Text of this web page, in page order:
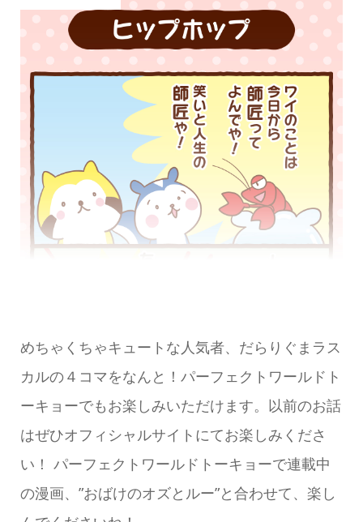
めちゃくちゃキュートな人気者、だらりぐまラス
カルの４コマをなんと！パーフェクトワールドト
ーキョーでもお楽しみいただけます。以前のお話
はぜひオフィシャルサイトにてお楽しみくださ
い！ パーフェクトワールドトーキョーで連載中
の漫画、”おばけのオズとルー”と合わせて、楽し